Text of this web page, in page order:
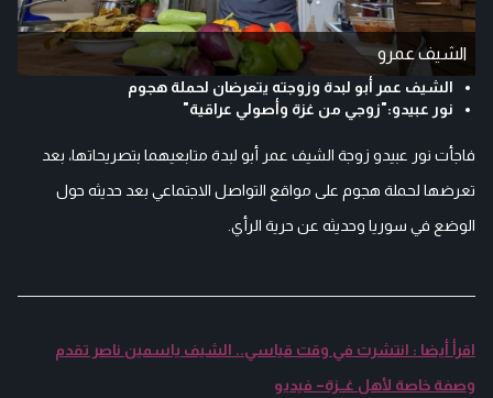
الشيف عمرو
الشيف عمر أبو لبدة وزوجته يتعرضان لحملة هجوم
نور عبيدو:"زوجي من غزة وأصولي عراقية"
فاجأت نور عبيدو زوجة الشيف عمر أبو لبدة متابعيهما بتصريحاتها، بعد
تعرضها لحملة هجوم على مواقع التواصل الاجتماعي بعد حديثه حول
الوضع في سوريا وحديثه عن حرية الرأي.
اقرأ أيضا : انتشرت في وقت قياسي.. الشيف ياسمين ناصر تقدم
وصفة خاصة لأهل غــزة– فيديو